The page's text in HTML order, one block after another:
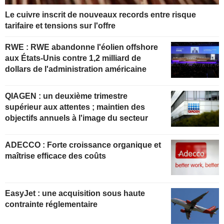
Le cuivre inscrit de nouveaux records entre risque
tarifaire et tensions sur l'offre
RWE : RWE abandonne l'éolien offshore
aux États-Unis contre 1,2 milliard de
dollars de l'administration américaine
QIAGEN : un deuxième trimestre
supérieur aux attentes ; maintien des
objectifs annuels à l'image du secteur
ADECCO : Forte croissance organique et
maîtrise efficace des coûts
EasyJet : une acquisition sous haute
contrainte réglementaire